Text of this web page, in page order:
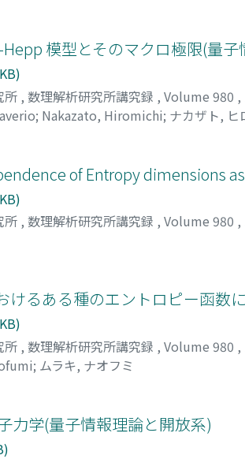
模型とそのマクロ極限(量
所 , 数理解析研究所講究録 , Volume 980 ,
; Nakazato, Hiromichi; ナカザト, ヒ
of Entropy dimensions
所 , 数理解析研究所講究録 , Volume 980 ,
けるある種のエントロピー函数
所 , 数理解析研究所講究録 , Volume 980 ,
; ムラキ, ナオフミ
力学(量子情報理論と開放系)